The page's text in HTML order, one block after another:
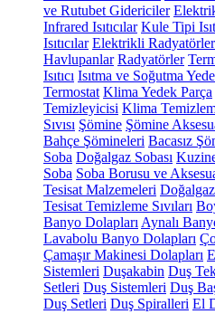
ve Rutubet Gidericiler
Infrared Isıtıcılar Kule Tipi
Isıtıcılar Elektrikli Radyatörler
Havlupanlar Radyatörler
Isıtıcı Isıtma ve Soğutma
Termostat Klima Yedek Parça
Temizleyicisi Klima
Sıvısı Şömine Şömine
Bahçe Şömineleri Bacasız
Soba Doğalgaz Sobası
Soba Soba Borusu ve
Tesisat Malzemeleri
Tesisat Temizleme Sıvıları
Banyo Dolapları Aynalı
Lavabolu Banyo Dolapları
Çamaşır Makinesi Dolapları
Sistemleri Duşakabin Duş
Setleri Duş Sistemleri Duş
Duş Setleri Duş Spiralleri El